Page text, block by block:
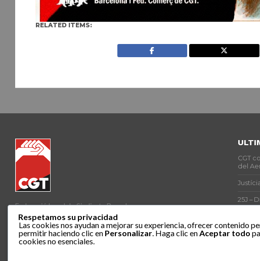
RELATED ITEMS:
Federació Local de Sindicats Barcelona
CGT
del
25J –
Actes
Respetamos su privacidad
Las cookies nos ayudan a mejorar su experiencia, ofrecer contenido
permitir haciendo clic en Personalizar. Haga clic enAceptar todo
cookies no esenciales.